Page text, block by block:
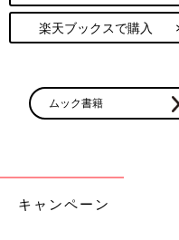
楽天ブックスで購入
ムック書籍
キャンペーン